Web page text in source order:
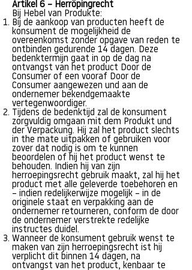
Artikel 6 – Herröpingrecht
Bij Hebel van Produkte:
Bij de aankoop van producten heeft de
konsument de mogelijkheid de
overeenkomst zonder opgave van reden te
ontbinden gedurende 14 dagen. Deze
bedenktermijn gaat in op de dag na
ontvangst van het product Door de
Consumer of een vooraf Door de
Consumer aangewezen und aan de
ondernemer bekendgemaakte
vertegenwoordiger.
Tijdens de bedenktijd zal de konsument
zorgvuldig omgaan mit dem Produkt und
der Verpackung. Hij zal het product slechts
in the mate uitpakken of gebruiken voor
zover dat nodig is om te kunnen
beoordelen of hij het product wenst te
behouden. Indien hij van zijn
herroepingsrecht gebruik maakt, zal hij het
product met alle geleverde toebehoren en
– indien redelijkerwijze mogelijk – in de
originele staat en verpakking aan de
ondernemer retourneren, conform de door
de ondernemer verstrekte redelijke
instructes duidel.
Wanneer de konsument gebruik wenst te
maken van zijn herroepingsrecht ist hij
verplicht dit binnen 14 dagen, na
ontvangst van het product, kenbaar te